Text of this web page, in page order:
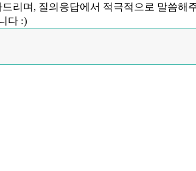
리며 , 질의응답에서 적극적으로 말씀해
다 :)